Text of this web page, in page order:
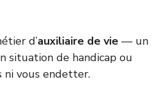
d’auxiliaire de vie — un
situation de handicap ou
ni vous endetter.